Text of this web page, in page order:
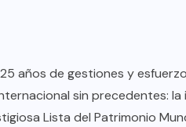
años de gestiones y
sin precedentes: la
Lista del Patrimonio